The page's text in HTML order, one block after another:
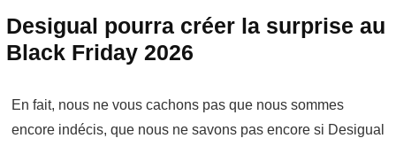
Desigual pourra créer la surprise au
Black Friday 2026
En fait, nous ne vous cachons pas que nous sommes
encore indécis, que nous ne savons pas encore si Desigual